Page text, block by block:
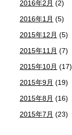
2016年2月 (2)
2016年1月 (5)
2015年12月 (5)
2015年11月 (7)
2015年10月 (17)
2015年9月 (19)
2015年8月 (16)
2015年7月 (23)